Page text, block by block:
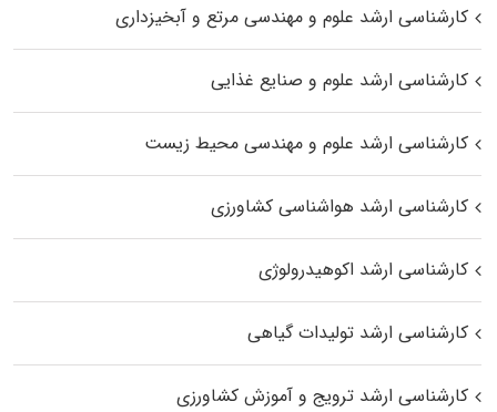
کارشناسی ارشد علوم و مهندسی مرتع و آبخیزداری
کارشناسی ارشد علوم و صنایع غذایی
کارشناسی ارشد علوم و مهندسی محیط زیست
کارشناسی ارشد هواشناسی کشاورزی
کارشناسی ارشد اکوهیدرولوژی
کارشناسی ارشد تولیدات گیاهی
کارشناسی ارشد ترویج و آموزش کشاورزی